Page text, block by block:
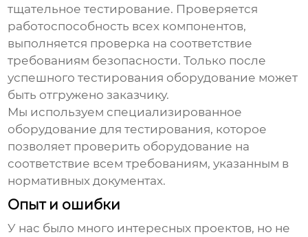
тщательное тестирование. Проверяется
работоспособность всех компонентов,
выполняется проверка на соответствие
требованиям безопасности. Только после
успешного тестирования оборудование может
быть отгружено заказчику.
Мы используем специализированное
оборудование для тестирования, которое
позволяет проверить оборудование на
соответствие всем требованиям, указанным в
нормативных документах.
Опыт и ошибки
У нас было много интересных проектов, но не